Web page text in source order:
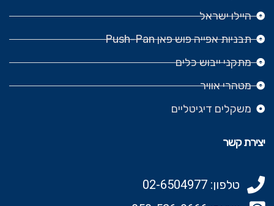
היילו ישראל
תבניות אפייה פוש פאן Push-Pan
מתקני ייבוש כלים
מטהרי אוויר
משקלים דיגיטליים
יצירת קשר
טלפון: 02-6504977